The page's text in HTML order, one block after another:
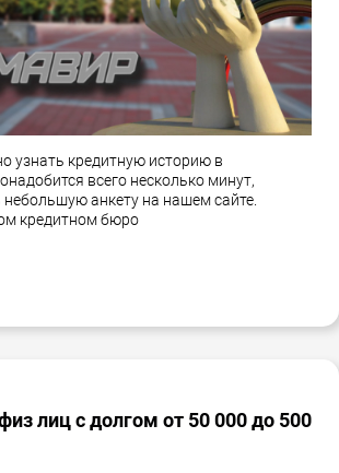
узнать кредитную историю в
всего несколько минут,
анкету на нашем сайте.
кредитном бюро
лиц с долгом от 50 000 до 500